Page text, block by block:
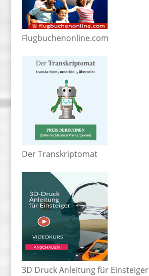
Flugbuchenonline.com
Der Transkriptomat
3D Druck Anleitung für Einsteiger